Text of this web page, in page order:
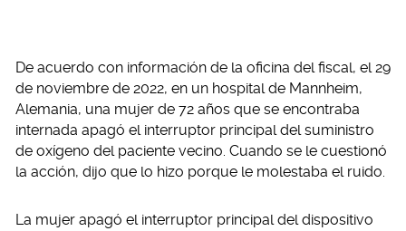
De acuerdo con información de la oficina del fiscal, el 29
de noviembre de 2022, en un hospital de Mannheim,
Alemania, una mujer de 72 años que se encontraba
internada apagó el interruptor principal del suministro
de oxígeno del paciente vecino. Cuando se le cuestionó
la acción, dijo que lo hizo porque le molestaba el ruido.
La mujer apagó el interruptor principal del dispositivo